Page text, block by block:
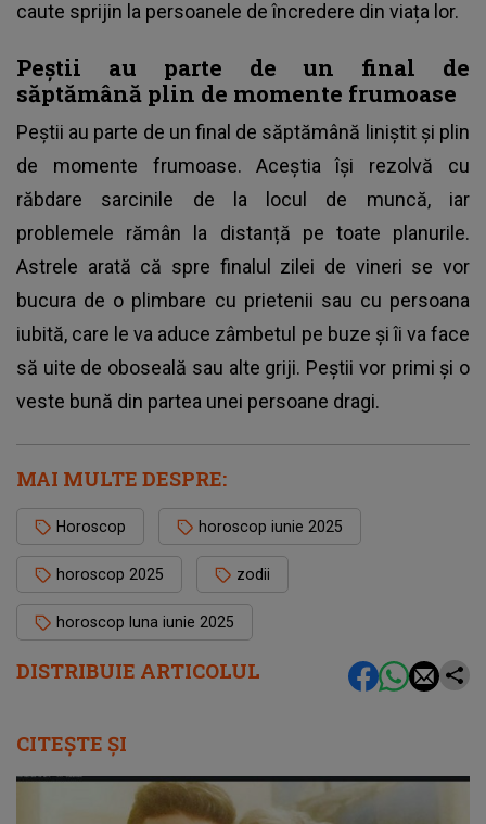
DISTRIBUIE ARTICOLUL
caute sprijin la persoanele de încredere din viața lor.
Peștii au parte de un final de
săptămână plin de momente frumoase
Peștii au parte de un final de săptămână liniștit și plin
de momente frumoase. Aceștia își rezolvă cu
răbdare sarcinile de la locul de muncă, iar
problemele rămân la distanță pe toate planurile.
Astrele arată că spre finalul zilei de vineri se vor
bucura de o plimbare cu prietenii sau cu persoana
iubită, care le va aduce zâmbetul pe buze și îi va face
să uite de oboseală sau alte griji. Peștii vor primi și o
veste bună din partea unei persoane dragi.
MAI MULTE DESPRE:
Horoscop horoscop iunie 2025
horoscop 2025 zodii
horoscop luna iunie 2025
CITEȘTE ȘI